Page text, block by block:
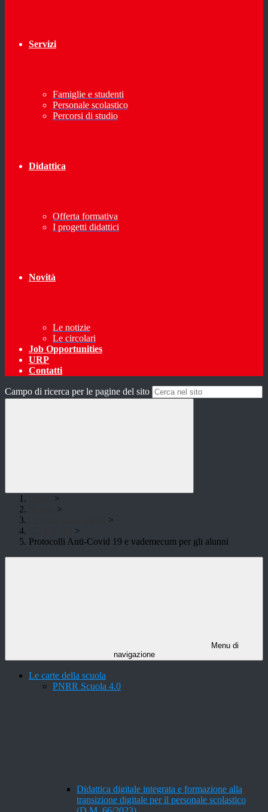
Servizi
Famiglie e studenti
Personale scolastico
Percorsi di studio
Didattica
Offerta formativa
I progetti didattici
Novità
Le notizie
Le circolari
Job Opportunities
URP
Contatti
Campo di ricerca per le pagine del sito
>
>
>
>
Protocolli Anti-Covid 19 e vademecum per gli alunni
Menu di
navigazione
Le carte della scuola
PNRR Scuola 4.0
Didattica digitale integrata e formazione alla
transizione digitale per il personale scolastico